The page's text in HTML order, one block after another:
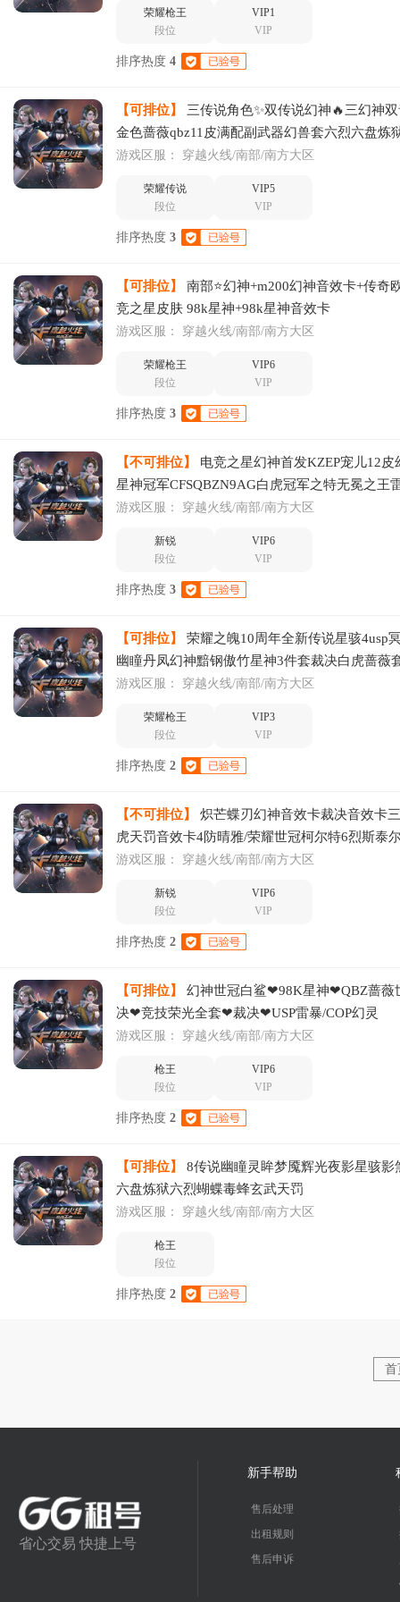
荣耀枪王
段位
VIP1
VIP
排序热度 4
【可排位】
三传说角色✨双传说幻神🔥三幻神
金色蔷薇qbz11皮满配副武器幻兽套六烈六盘炼
游戏区服： 穿越火线/南部/南方大区
荣耀传说
段位
VIP5
VIP
排序热度 3
【可排位】
南部⭐幻神+m200幻神音效卡+传奇
竞之星皮肤 98k星神+98k星神音效卡
游戏区服： 穿越火线/南部/南方大区
荣耀枪王
段位
VIP6
VIP
排序热度 3
【不可排位】
电竞之星幻神首发KZEP宠儿12皮
星神冠军CFSQBZN9AG白虎冠军之特无冕之王
游戏区服： 穿越火线/南部/南方大区
新锐
段位
VIP6
VIP
排序热度 3
【可排位】
荣耀之魄10周年全新传说星骇4usp
幽瞳丹凤幻神黯钢傲竹星神3件套裁决白虎蔷薇
游戏区服： 穿越火线/南部/南方大区
荣耀枪王
段位
VIP3
VIP
排序热度 2
【不可排位】
炽芒蝶刃幻神音效卡裁决音效卡
虎天罚音效卡4防晴雅/荣耀世冠柯尔特6烈斯泰
毒蜂
游戏区服： 穿越火线/南部/南方大区
新锐
段位
VIP6
VIP
排序热度 2
【可排位】
幻神世冠白鲨❤98K星神❤QBZ蔷薇
决❤竞技荣光全套❤裁决❤USP雷暴/COP幻灵
游戏区服： 穿越火线/南部/南方大区
枪王
段位
VIP6
VIP
排序热度 2
【可排位】
8传说幽瞳灵眸梦魇辉光夜影星骇影
六盘炼狱六烈蝴蝶毒蜂玄武天罚
游戏区服： 穿越火线/南部/南方大区
枪王
段位
排序热度 2
首
省心交易 快捷上号
新手帮助
售后处理
出租规则
售后申诉